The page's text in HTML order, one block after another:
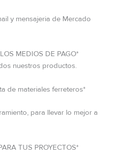
y mensajeria de Mercado
MEDIOS DE PAGO*
nuestros productos.
de materiales ferreteros*
para llevar lo mejor a
TUS PROYECTOS*